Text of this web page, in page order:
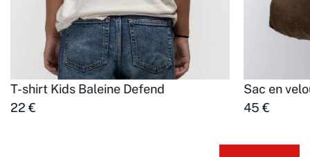
T-shirt Kids Baleine Defend
22 €
Sac en
45 €